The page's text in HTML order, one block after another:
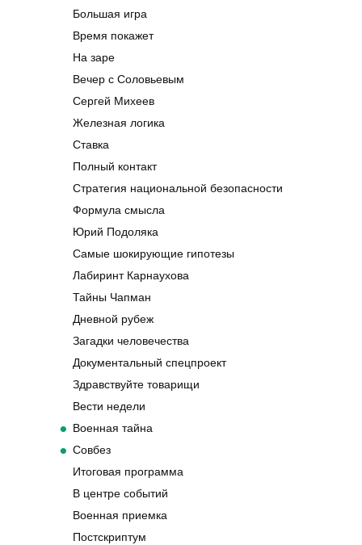
Большая игра
Время покажет
На заре
Вечер с Соловьевым
Сергей Михеев
Железная логика
Ставка
Полный контакт
Стратегия национальной безопасности
Формула смысла
Юрий Подоляка
Самые шокирующие гипотезы
Лабиринт Карнаухова
Тайны Чапман
Дневной рубеж
Загадки человечества
Документальный спецпроект
Здравствуйте товарищи
Вести недели
Военная тайна
Совбез
Итоговая программа
В центре событий
Военная приемка
Постскриптум